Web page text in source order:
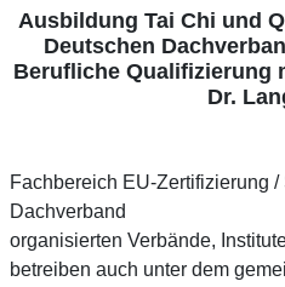
Ausbildung Tai Chi und
Deutschen
Berufliche Qualifizierung
Dr.
Fachbereich EU-Zertifizierung
Dachverband
organisierten Verbände,
betreiben auch unter dem